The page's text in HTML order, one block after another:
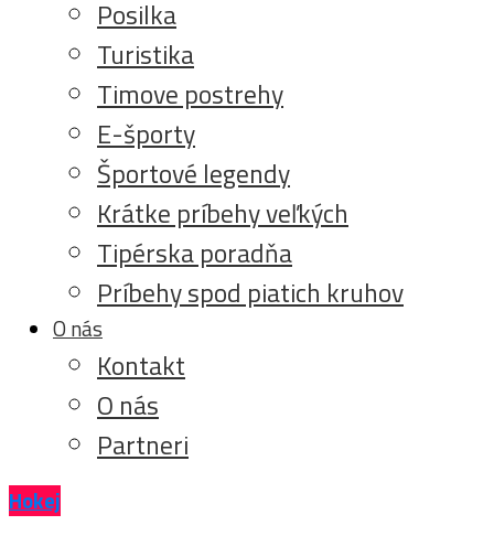
Posilka
Turistika
Timove postrehy
E-športy
Športové legendy
Krátke príbehy veľkých
Tipérska poradňa
Príbehy spod piatich kruhov
O nás
Kontakt
O nás
Partneri
Hokej